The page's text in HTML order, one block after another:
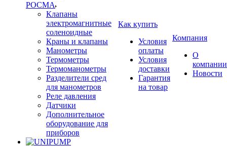
РОСМА
Клапаны
электромагнитные
соленоидные
Краны и клапаны
Манометры
Термометры
Термоманометры
Разделители сред
для манометров
Реле давления
Датчики
Дополнительное
оборудование для
приборов
Как купить
Условия
оплаты
Условия
доставки
Гарантия
на товар
Компания
О
компании
Новости